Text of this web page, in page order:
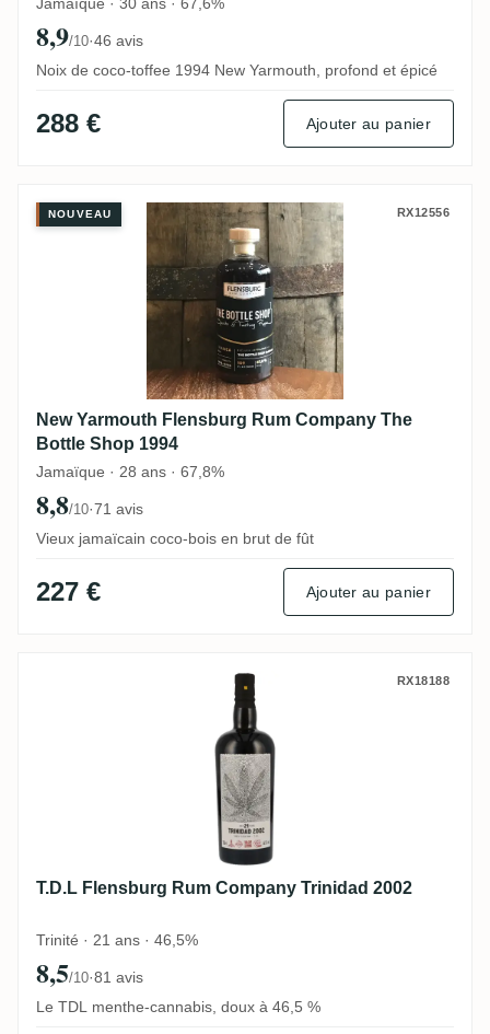
Jamaïque · 30 ans · 67,6%
8,9/10·46 avis
Noix de coco-toffee 1994 New Yarmouth, profond et épicé
288 € Ajouter au panier
New Yarmouth Flensburg Rum Company
NOUVEAU RX12556
New Yarmouth Flensburg Rum Company The
Bottle Shop 1994
Jamaïque · 28 ans · 67,8%
8,8/10·71 avis
Vieux jamaïcain coco-bois en brut de fût
227 € Ajouter au panier
T.D.L Flensburg Rum Company Trinidad
RX18188
T.D.L Flensburg Rum Company Trinidad 2002
Trinité · 21 ans · 46,5%
8,5/10·81 avis
Le TDL menthe-cannabis, doux à 46,5 %